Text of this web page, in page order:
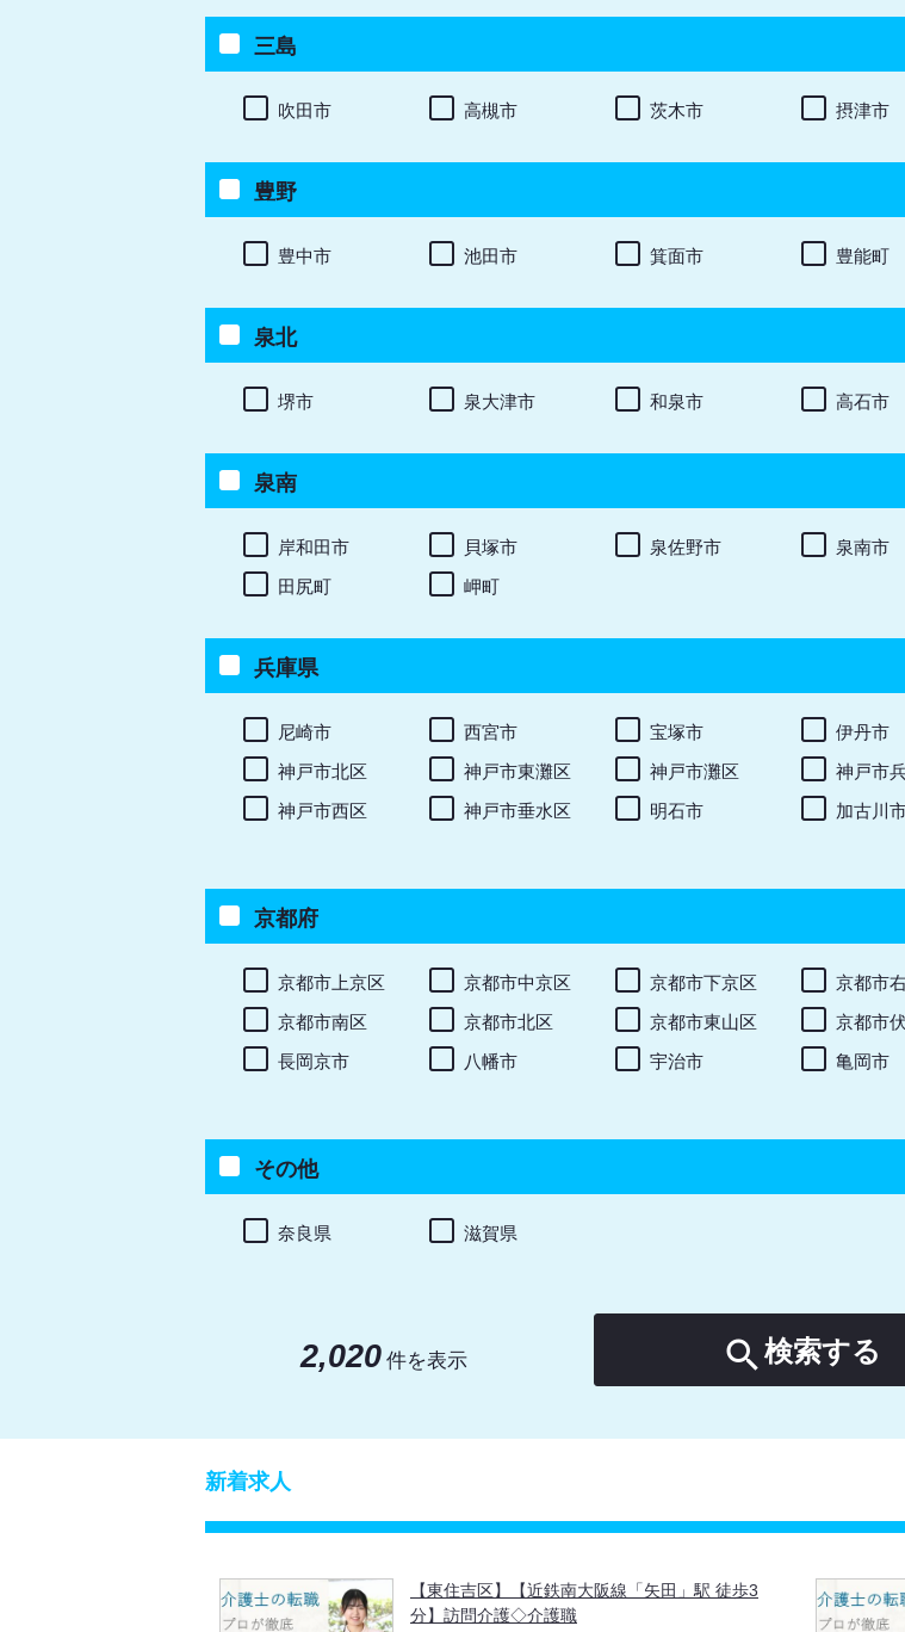
三島
吹田市 高槻市 茨木市 摂津市
豊野
豊中市 池田市 箕面市 豊能町
泉北
堺市 泉大津市 和泉市 高石市
泉南
岸和田市 貝塚市 泉佐野市 泉南市
田尻町
岬町
兵庫県
尼崎市 西宮市 宝塚市 伊丹市
神戸市北区
神戸市東灘区 神戸市灘区 神戸市
神戸市西区
神戸市垂水区 明石市 加古川
京都府
京都市上京区 京都市中京区 京都市下京区 京都市
京都市南区
京都市北区 京都市東山区 京都市
長岡京市
八幡市 宇治市 亀岡市
その他
奈良県 滋賀県
2,020 件を表示  検索する
新着求人
【東住吉区】【近鉄南大阪線「矢田」駅 徒歩3
分】訪問介護◇介護職